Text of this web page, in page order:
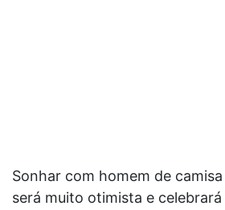
Sonhar com homem de
será muito otimista e